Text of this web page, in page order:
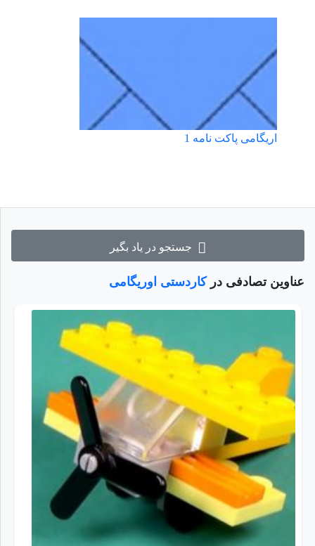
جستجو در یاد بگیر
عناوین تصادفی درکاردستی اوریگامی
اریگامی پاکت نامه 1